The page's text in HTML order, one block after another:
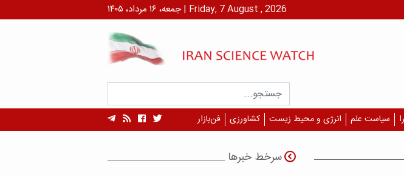
جمعه، ۱۶ مرداد، ۱۴۰۵ | Friday, 7 August , 2026
سیاست علم انرژی و محیط زیست کشاورزی فن‌بازار
سرخط خبرها